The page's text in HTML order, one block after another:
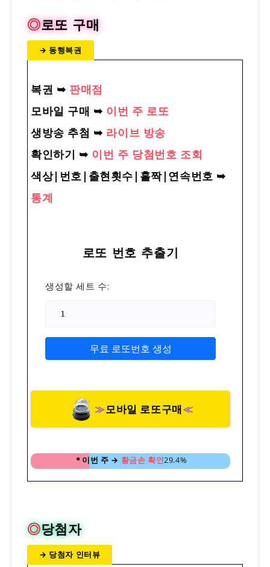
◎로또 구매
→ 동행복권
복권 ➥ 판매점
모바일 구매 ➥ 이번 주 로또
생방송 추첨 ➥ 라이브 방송
확인하기 ➥ 이번 주 당첨번호 조회
색상|번호|출현횟수|홀짝|연속번호 ➥
통계
로또 번호 추출기
생성할 세트 수:
무료 로또번호 생성
≫모바일 로또구매≪
＊ 이번 주 → 황금손 확인49.8%
◎당첨자
→ 당첨자 인터뷰